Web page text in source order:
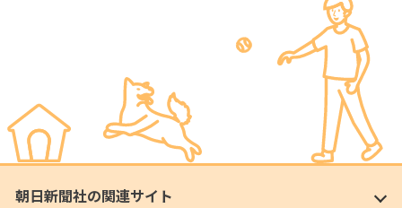
朝日新聞社の関連サイト